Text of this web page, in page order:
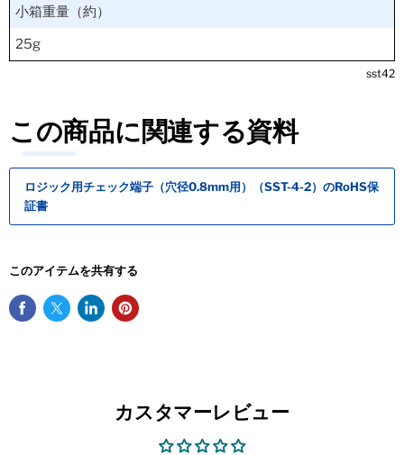
小箱重量（約）
25g
sst42
この商品に関連する資料
ロジック用チェック端子（穴径0.8mm用）（SST-4-2）のRoHS保
証書
このアイテムを共有する
カスタマーレビュー